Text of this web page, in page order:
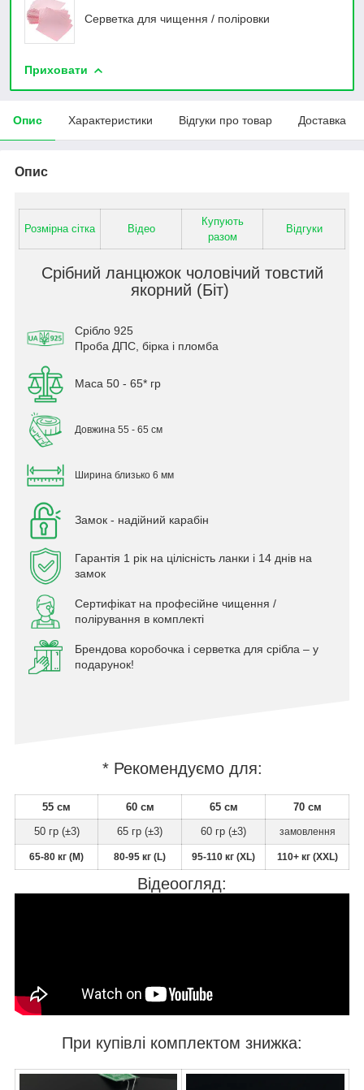
Серветка для чищення / поліровки
Приховати
Опис Характеристики Відгуки про товар Доставка
Опис
Розмірна сітка Відео
Купують
разом
Відгуки
Срібний ланцюжок чоловічий товстий
якорний (Біт)
Срібло 925
Проба ДПС, бірка і пломба
Маса 50 - 65* гр
Довжина 55 - 65 см
Ширина близько 6 мм
Замок - надійний карабін
Гарантія 1 рік на цілісність ланки і 14 днів на
замок
Сертифікат на професійне чищення /
полірування в комплекті
Брендова коробочка і серветка для срібла – у
подарунок!
* Рекомендуємо для:
55 см 60 см 65 см
70 см
50 гр (±3)
65 гр (±3) 60 гр (±3) замовлення
65-80 кг (M) 80-95 кг (L) 95-110 кг (XL) 110+ кг (XXL)
Відеоогляд:
При купівлі комплектом знижка: